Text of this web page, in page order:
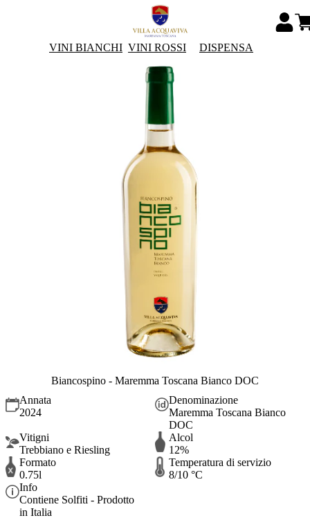
VINI BIANCHI VINI ROSSI DISPENSA
Biancospino - Maremma Toscana Bianco DOC
Annata
2024
Denominazione
Maremma Toscana Bianco
DOC
Vitigni
Trebbiano e Riesling
Alcol
12%
Formato
0.75l
Temperatura di servizio
8/10 °C
Info
Contiene Solfiti - Prodotto
in Italia